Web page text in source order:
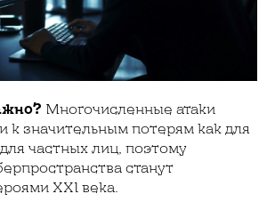
Многочисленные атаки
к значительным потерям как для
частных лиц, поэтому
станут
XXI века.